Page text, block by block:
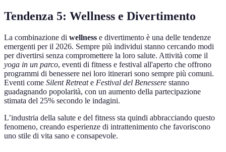
Tendenza 5: Wellness e Divertimento
La combinazione di wellness e divertimento è una delle tendenze
emergenti per il 2026. Sempre più individui stanno cercando modi
per divertirsi senza compromettere la loro salute. Attività come il
yoga in un parco, eventi di fitness e festival all'aperto che offrono
programmi di benessere nei loro itinerari sono sempre più comuni.
Eventi come Silent Retreate Festival del Benessere stanno
guadagnando popolarità, con un aumento della partecipazione
stimata del 25% secondo le indagini.
L’industria della salute e del fitness sta quindi abbracciando questo
fenomeno, creando esperienze di intrattenimento che favoriscono
uno stile di vita sano e consapevole.